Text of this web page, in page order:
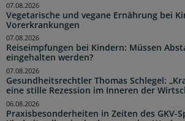
Vegetarische und vegane Ernährung bei
Vorerkrankungen
07.08.2026
Reiseimpfungen bei Kindern: Müssen
eingehalten werden?
07.08.2026
Gesundheitsrechtler Thomas Schlegel:
eine stille Rezession im Inneren der
07.08.2026
Praxisbesonderheiten in Zeiten des GKV-
06.08.2026